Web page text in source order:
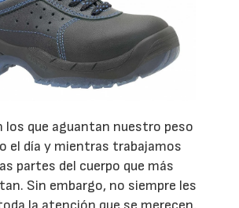
los que aguantan nuestro peso
el día y mientras trabajamos
partes del cuerpo que más
Sin embargo, no siempre les